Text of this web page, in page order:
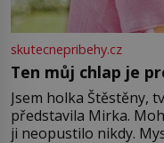
skutecnepribehy.cz
Ten můj chlap je
Jsem holka Štěstěny,
představila Mirka.
ji neopustilo nikdy.